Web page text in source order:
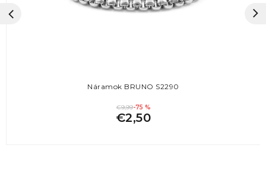
Náramok BRUNO S2290
€9,99-75 %
€2,50